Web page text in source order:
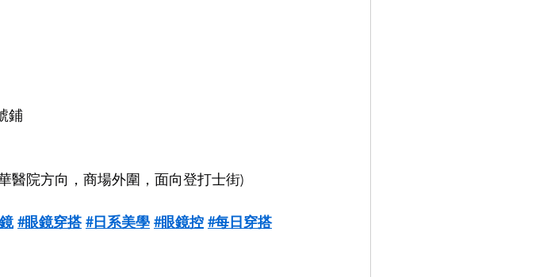
鋪
醫院方向，商場外圍，面向登打士街)
#眼鏡穿搭 #日系美學 #眼鏡控 #每日穿搭